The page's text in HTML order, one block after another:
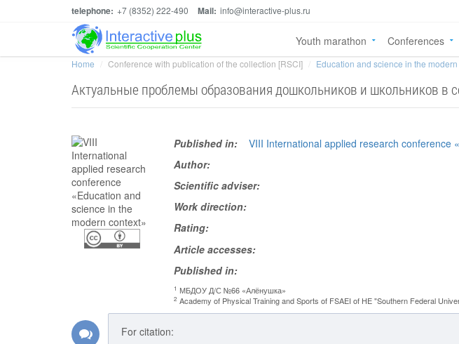
telephone: +7 (8352) 222-490 Mail: info@interactive-plus.ru
Youth marathon Conferences
Home Conference with publication of the collection [RSCI] Education and science in the
Актуальные проблемы образования дошкольников и школьников в
Published in:
VIII International applied research conference
Author:
Scientific adviser:
Work direction:
Rating:
Article accesses:
Published in:
1 МБДОУ Д/С №66 «Алёнушка»
2 Academy of Physical Training and Sports of FSAEI of HE "Southern Federal
For citation: